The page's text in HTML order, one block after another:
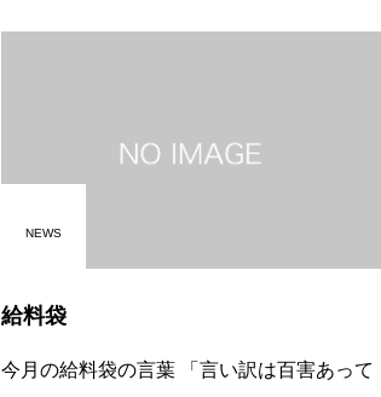
トさん、留学生も、普段別の店舗で
NEWS
給料袋
今月の給料袋の言葉 「言い訳は百害あって